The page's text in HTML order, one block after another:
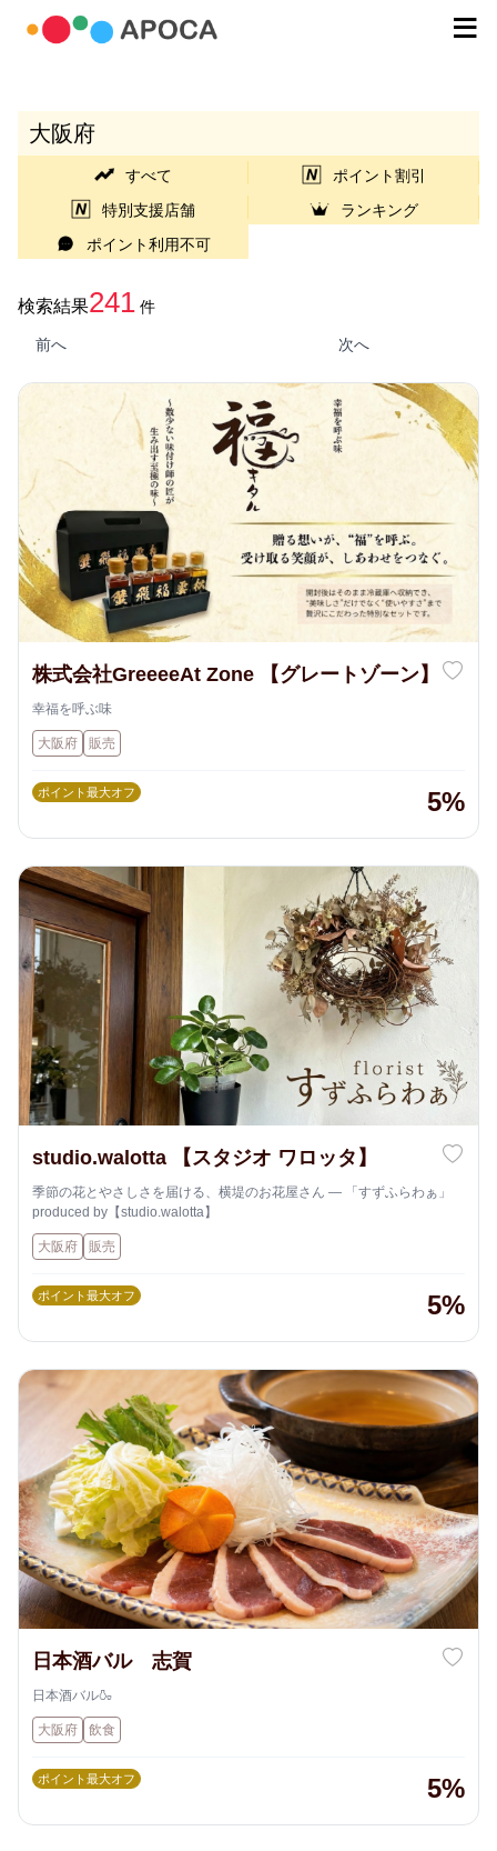
大阪府
すべて
ポイント割引
特別支援店舗
ランキング
ポイント利用不可
検索結果241 件
前へ 次へ
株式会社GreeeeAt Zone 【グレートゾーン】
幸福を呼ぶ味
大阪府 販売
ポイント最大オフ 5%
studio.walotta 【スタジオ ワロッタ】
季節の花とやさしさを届ける、横堤のお花屋さん ― 「すずふらわぁ」
produced by【studio.walotta】
大阪府 販売
ポイント最大オフ 5%
日本酒バル 志賀
日本酒バル🍶
大阪府 飲食
ポイント最大オフ 5%